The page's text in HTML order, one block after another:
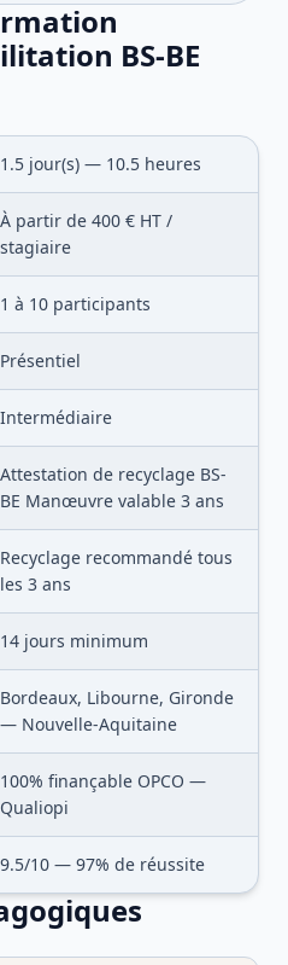
BS-BE
1.5 jour(s) — 10.5 heures
À partir de 400 € HT /
stagiaire
1 à 10 participants
Présentiel
Intermédiaire
Attestation de recyclage BS-
BE Manœuvre valable 3 ans
Recyclage recommandé tous
les 3 ans
14 jours minimum
Bordeaux, Libourne, Gironde
— Nouvelle-Aquitaine
100% finançable OPCO —
Qualiopi
9.5/10 — 97% de réussite